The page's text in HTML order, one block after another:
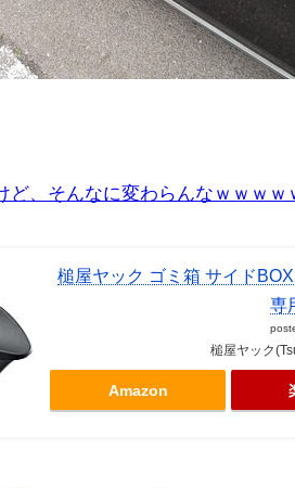
ど、そんなに変わらんなｗｗｗｗ
槌屋ヤック ゴミ箱 サイド
専
槌屋ヤック
Amazon